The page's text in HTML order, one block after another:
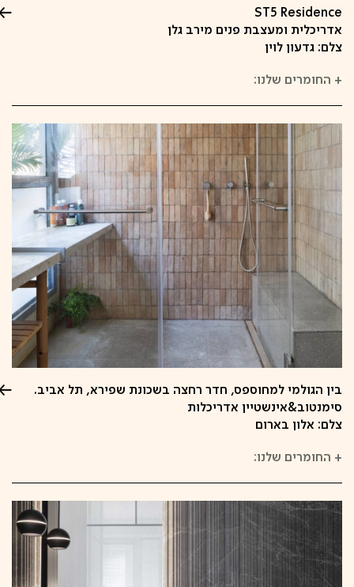
ST5 Residence
אדריכלית ומעצבת פנים מירב גלן
צלם: גדעון לוין
+ החומרים שלנו:
בין הגולמי למחוספס, חדר רחצה בשכונת שפירא, תל אביב.
סימנטוב&אינשטיין אדריכלות
צלם: אלון בארום
+ החומרים שלנו: